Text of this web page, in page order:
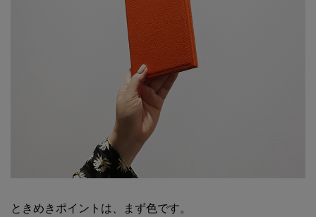
ときめきポイントは、まず色です。